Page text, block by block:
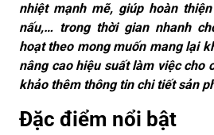
nhiệt mạnh mẽ, giúp hoàn
nấu,… trong thời gian nhanh
hoạt theo mong muốn mang lại
nâng cao hiệu suất làm việc cho
khảo thêm thông tin chi tiết sản
Đặc điểm nổi bật